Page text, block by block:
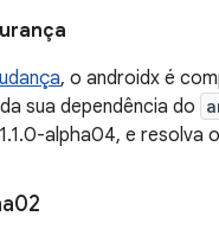
, o androidx é
sua dependência do
alpha04, e resolva